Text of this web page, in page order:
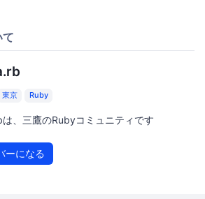
東京 Ruby
、三鷹のRubyコミュニティです
ーになる